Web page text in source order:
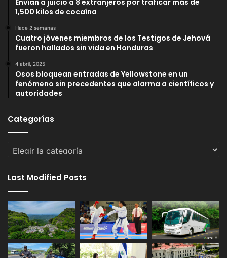
1,500 kilos de cocaína
Hace 2 semanas
Cuatro jóvenes miembros de los Testigos de Jehová
fueron hallados sin vida en Honduras
4 abril, 2025
Osos bloquean entradas de Yellowstone en un
fenómeno sin precedentes que alarma a científicos y
autoridades
Categorías
Categorías
Last Modified Posts